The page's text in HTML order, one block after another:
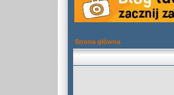
Strona główna